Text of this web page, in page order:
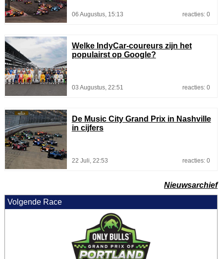
06 Augustus, 15:13 reacties: 0
Welke IndyCar-coureurs zijn het
populairst op Google?
03 Augustus, 22:51 reacties: 0
De Music City Grand Prix in Nashville
in cijfers
22 Juli, 22:53 reacties: 0
Nieuwsarchief
Volgende Race